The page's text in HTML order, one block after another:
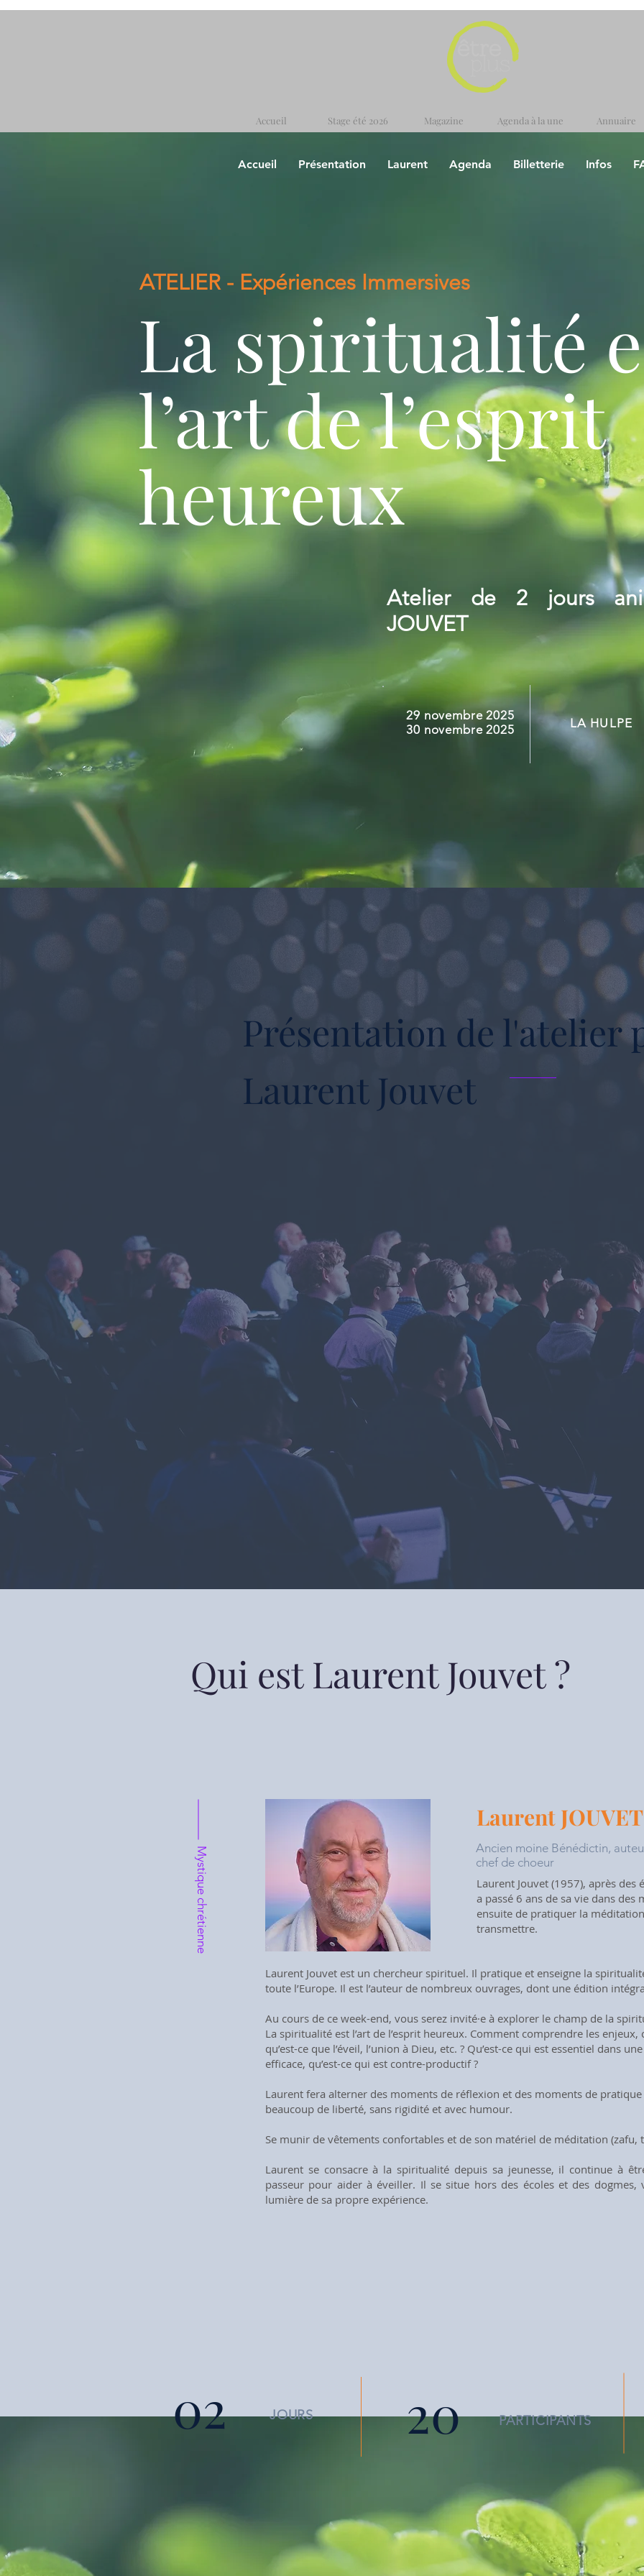
Accueil Stage été 2026 Magazine Agenda à la une Annuaire
Accueil Présentation Laurent Agenda Billetterie Infos
ATELIER - Expériences Immersives
La spiritualité
l’art de l’esprit
heureux
Atelier de 2 jours
JOUVET
LA HULPE
29 novembre 2025
30 novembre 2025
Présentation de l'atelier
Laurent Jouvet
Qui est Laurent Jouvet ?
Mystique chrétienne
Laurent JOUVET
Ancien moine Bénédictin,
chef de choeur
Laurent Jouvet (1957), après
a passé 6 ans de sa vie dans des
ensuite de pratiquer la
transmettre.
Laurent Jouvet est un chercheur spirituel. Il pratique et enseigne la
toute l’Europe. Il est l’auteur de nombreux ouvrages, dont une édition
Au cours de ce week-end, vous serez invité·e à explorer le champ de la
La spiritualité est l’art de l’esprit heureux. Comment comprendre les
qu’est-ce que l’éveil, l’union à Dieu, etc. ? Qu’est-ce qui est essentiel dans
efficace, qu’est-ce qui est contre-productif ?
Laurent fera alterner des moments de réflexion et des moments de
beaucoup de liberté, sans rigidité et avec humour.
Se munir de vêtements confortables et de son matériel de méditation (zafu,
Laurent se consacre à la spiritualité depuis sa jeunesse, il continue à
passeur pour aider à éveiller. Il se situe hors des écoles et des
lumière de sa propre expérience.
02 20
JOURS PARTICIPANTS